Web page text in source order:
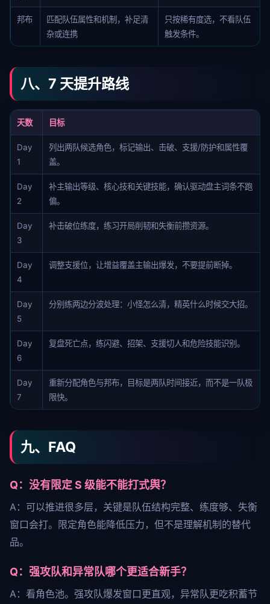
邦布
匹配队伍属性和机制，补足清
杂或连携
只按稀有度选，不看队伍
触发条件。
八、7 天提升路线
天数 目标
Day
1
列出两队候选角色，标记输出、击破、支援/防护和属性覆
盖。
Day
2
补主输出等级、核心技和关键技能，确认驱动盘主词条不跑
偏。
Day
3
补击破位练度，练习开局削韧和失衡前攒资源。
Day
4
调整支援位，让增益覆盖主输出爆发，不要提前断掉。
Day
5
分别练两边分波处理：小怪怎么清，精英什么时候交大招。
Day
6
复盘死亡点，练闪避、招架、支援切人和危险技能识别。
Day
7
重新分配角色与邦布，目标是两队时间接近，而不是一队极
限快。
九、FAQ
Q：没有限定 S 级能不能打式舆？
A：可以推进很多层，关键是队伍结构完整、练度够、失衡
窗口会打。限定角色能降低压力，但不是理解机制的替代
品。
Q：强攻队和异常队哪个更适合新手？
A：看角色池。强攻队爆发窗口更直观，异常队更吃积蓄节